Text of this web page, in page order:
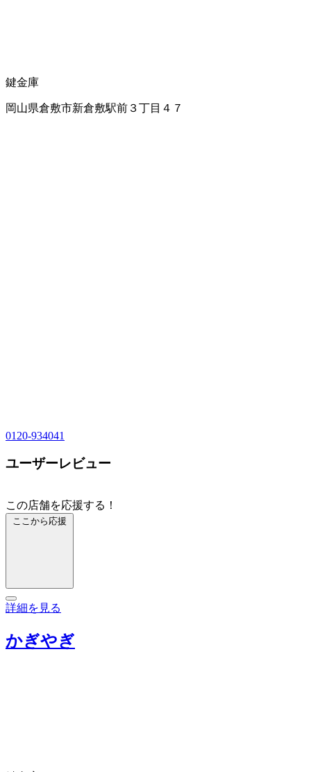
鍵金庫
岡山県倉敷市新倉敷駅前３丁目４７
0120-934041
ユーザーレビュー
この店舗を応援する！
ここから応援
詳細を見る
かぎやぎ